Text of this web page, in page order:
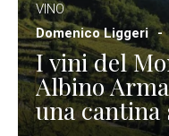
VINO
Domenico Liggeri
I vini del
Albino
una cantina